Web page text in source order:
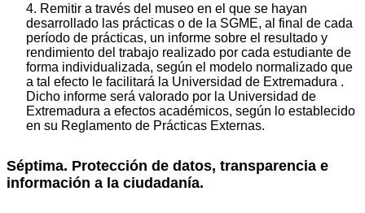
4. Remitir a través del museo en el que se hayan
desarrollado las prácticas o de la SGME, al final de cada
período de prácticas, un informe sobre el resultado y
rendimiento del trabajo realizado por cada estudiante de
forma individualizada, según el modelo normalizado que
a tal efecto le facilitará la Universidad de Extremadura .
Dicho informe será valorado por la Universidad de
Extremadura a efectos académicos, según lo establecido
en su Reglamento de Prácticas Externas.
Séptima. Protección de datos, transparencia e
información a la ciudadanía.